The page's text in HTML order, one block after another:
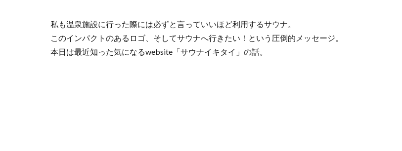
私も温泉施設に行った際には必ずと言っていいほど利用するサウナ。
このインパクトのあるロゴ、そしてサウナへ行きたい！という圧倒的メッセージ。
本日は最近知った気になるwebsite「サウナイキタイ」の話。